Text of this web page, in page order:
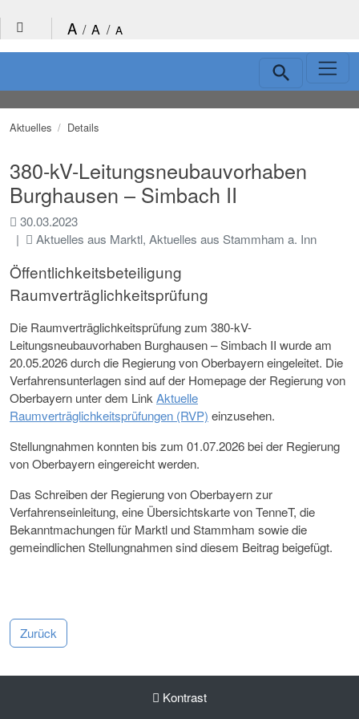
Kontrast
A / A / A
Aktuelles Details
380-kV-Leitungsneubauvorhaben
Burghausen – Simbach II
30.03.2023
Aktuelles aus Marktl, Aktuelles aus Stammham a. Inn
Öffentlichkeitsbeteiligung
Raumverträglichkeitsprüfung
Die Raumverträglichkeitsprüfung zum 380-kV-
Leitungsneubauvorhaben Burghausen – Simbach II wurde am
20.05.2026 durch die Regierung von Oberbayern eingeleitet. Die
Verfahrensunterlagen sind auf der Homepage der Regierung von
Oberbayern unter dem Link Aktuelle
Raumverträglichkeitsprüfungen (RVP) einzusehen.
Stellungnahmen konnten bis zum 01.07.2026 bei der Regierung
von Oberbayern eingereicht werden.
Das Schreiben der Regierung von Oberbayern zur
Verfahrenseinleitung, eine Übersichtskarte von TenneT, die
Bekanntmachungen für Marktl und Stammham sowie die
gemeindlichen Stellungnahmen sind diesem Beitrag beigefügt.
Zurück
Zugehörige Dateien